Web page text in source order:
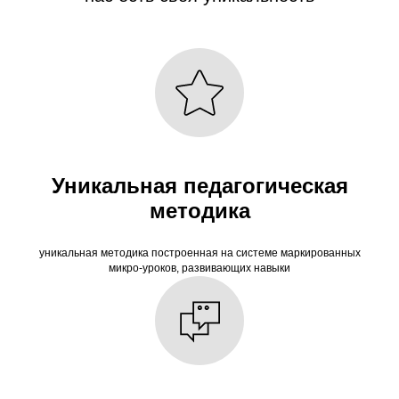
Уникальная педагогическая
методика
уникальная методика построенная на системе маркированных
микро-уроков, развивающих навыки